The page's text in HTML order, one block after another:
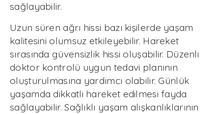
sağlayabilir.
Uzun süren ağrı hissi bazı kişilerde yaşam
kalitesini olumsuz etkileyebilir. Hareket
sırasında güvensizlik hissi oluşabilir. Düzenli
doktor kontrolü uygun tedavi planının
oluşturulmasına yardımcı olabilir. Günlük
yaşamda dikkatli hareket edilmesi fayda
sağlayabilir. Sağlıklı yaşam alışkanlıklarının